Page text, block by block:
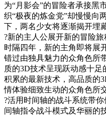
为“月影会”的冒险者承接黑
织“极夜的炼金党”却慢慢向
下，两名少女将逐渐揭开埋
?新的主人公展开新的冒险
时隔四年，新的主角即将展
错过由独具魅力的众角色所
质的3D技术呈现跃动感十足
积累的最新技术，高品质的
情体验细致生动的众角色所
?活用时间轴的战斗系统带
间轴指令战斗模式及华丽的